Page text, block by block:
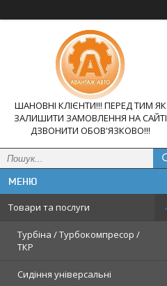
ШАНОВНІ КЛІЄНТИ!!! ПЕРЕД ТИМ ЯК
ЗАЛИШИТИ ЗАМОВЛЕННЯ НА САЙТІ
ДЗВОНИТИ ОБОВ'ЯЗКОВО!!!
Товари та послуги
Турбіна / Турбокомпресор /
ТКР
Сидіння універсальні